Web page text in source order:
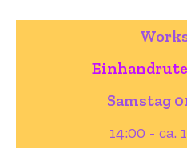
Samstag
14:00 - ca.